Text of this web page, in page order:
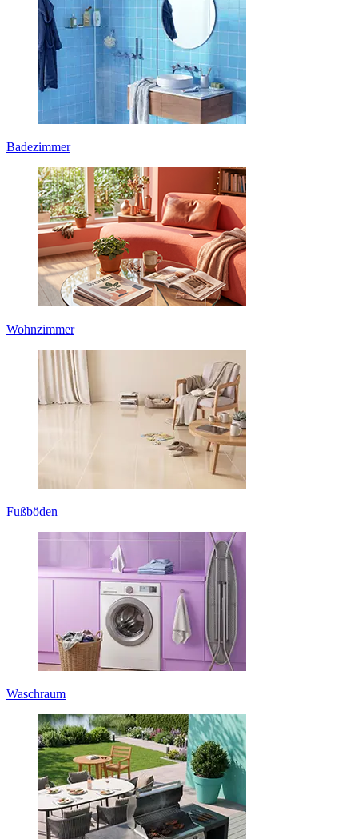
Badezimmer
Wohnzimmer
Fußböden
Waschraum